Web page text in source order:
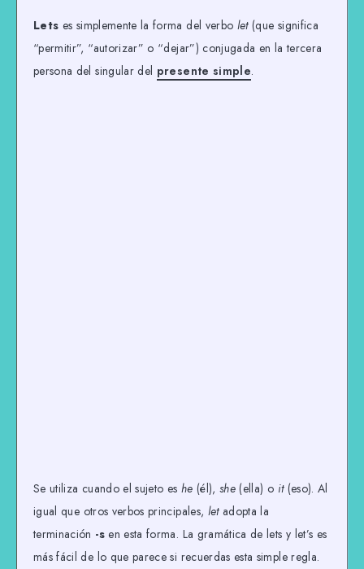
Lets es simplemente la forma del verbo let(que significa
“permitir”, “autorizar” o “dejar”) conjugada en la tercera
persona del singular del presente simple.
Se utiliza cuando el sujeto es he (él),she (ella) o it(eso). Al
igual que otros verbos principales, letadopta la
terminación -sen esta forma. La gramática de lets y let’s es
más fácil de lo que parece si recuerdas esta simple regla.